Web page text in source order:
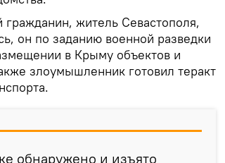
житель Севастополя,
он по заданию военной разведки
в Крыму объектов и
злоумышленник готовил теракт
обнаружено и изъято